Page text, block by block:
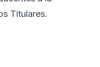
Titulares.